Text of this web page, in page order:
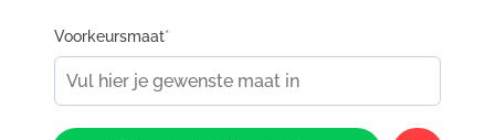
Voorkeursmaat*
AGV